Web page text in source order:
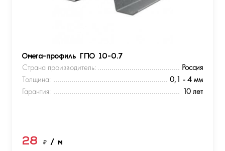
Омега-профиль ГПО 10-0.7
Страна производитель:
Россия
Толщина:
0,1 - 4 мм
Гарантия:
10 лет
28 ₽ / м